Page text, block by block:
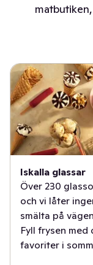
Iskalla glassar
Över 230
och vi låter
smälta på
Fyll frysen med
favoriter i